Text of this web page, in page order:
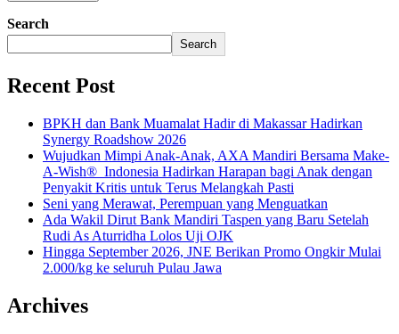
Search
Search
Recent Post
BPKH dan Bank Muamalat Hadir di Makassar Hadirkan
Synergy Roadshow 2026
Wujudkan Mimpi Anak-Anak, AXA Mandiri Bersama Make-
A-Wish® Indonesia Hadirkan Harapan bagi Anak dengan
Penyakit Kritis untuk Terus Melangkah Pasti
Seni yang Merawat, Perempuan yang Menguatkan
Ada Wakil Dirut Bank Mandiri Taspen yang Baru Setelah
Rudi As Aturridha Lolos Uji OJK
Hingga September 2026, JNE Berikan Promo Ongkir Mulai
2.000/kg ke seluruh Pulau Jawa
Archives